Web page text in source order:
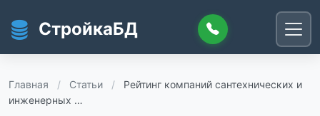
СтройкаБД
Главная / Статьи /
Рейтинг компаний сантехнических и
инженерных …